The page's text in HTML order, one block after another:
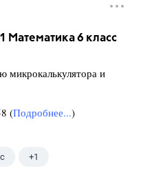
Математика 6 класс
и
(Подробнее...)
+1